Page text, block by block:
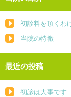
初診料を頂くわ
当院の特徴
最近の投稿
初診は大事です